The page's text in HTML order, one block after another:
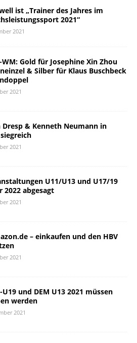
ist „Trainer des Jahres im
2021“
2021
Gold für Josephine Xin Zhou
& Silber für Klaus Buschbeck
2021
Dresp & Kenneth Neumann in
2021
U11/U13 und U17/19
2022 abgesagt
2021
– einkaufen und den HBV
2021
U19 und DEM U13 2021 müssen
werden
2021